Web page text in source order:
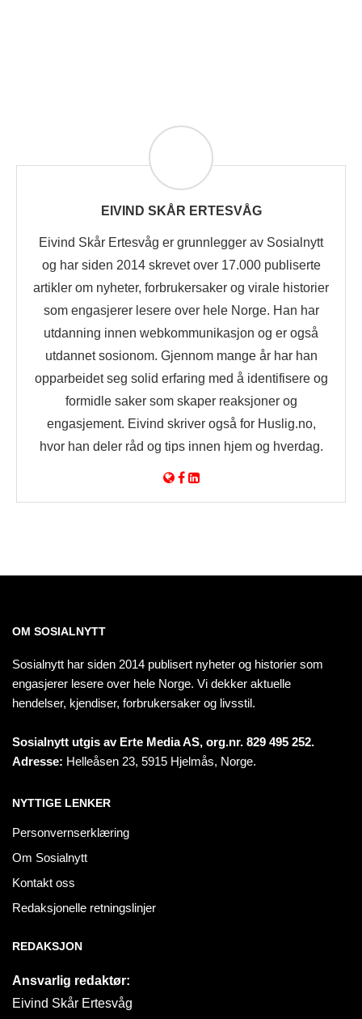
EIVIND SKÅR ERTESVÅG
Eivind Skår Ertesvåg er grunnlegger av Sosialnytt
og har siden 2014 skrevet over 17.000 publiserte
artikler om nyheter, forbrukersaker og virale historier
som engasjerer lesere over hele Norge. Han har
utdanning innen webkommunikasjon og er også
utdannet sosionom. Gjennom mange år har han
opparbeidet seg solid erfaring med å identifisere og
formidle saker som skaper reaksjoner og
engasjement. Eivind skriver også for Huslig.no,
hvor han deler råd og tips innen hjem og hverdag.
OM SOSIALNYTT
Sosialnytt har siden 2014 publisert nyheter og historier som
engasjerer lesere over hele Norge. Vi dekker aktuelle
hendelser, kjendiser, forbrukersaker og livsstil.
Sosialnytt utgis av Erte Media AS, org.nr. 829 495 252.
Adresse: Helleåsen 23, 5915 Hjelmås, Norge.
NYTTIGE LENKER
Personvernserklæring
Om Sosialnytt
Kontakt oss
Redaksjonelle retningslinjer
REDAKSJON
Ansvarlig redaktør:
Eivind Skår Ertesvåg